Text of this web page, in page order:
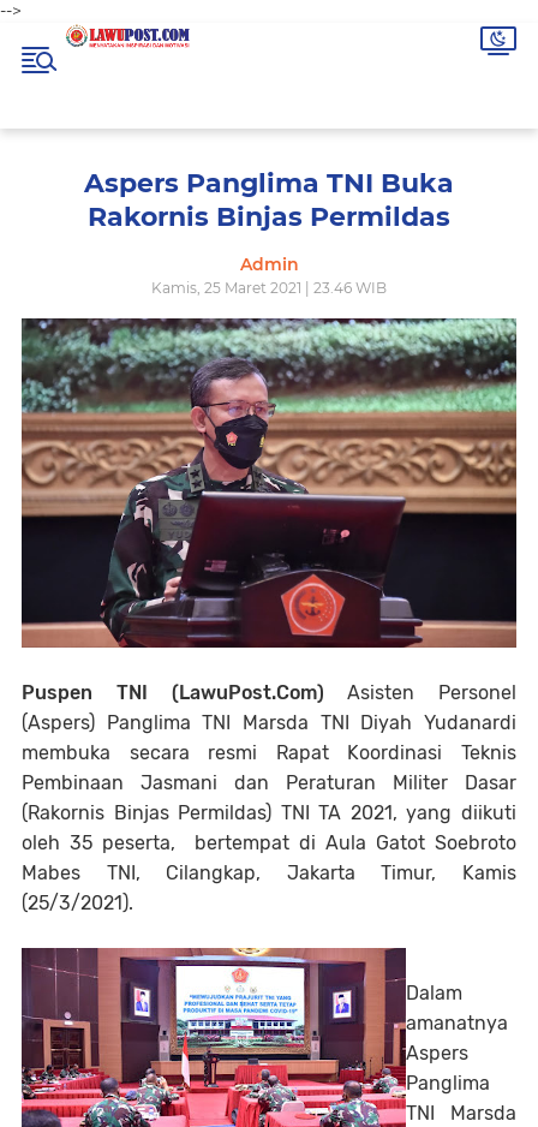
-->
Aspers Panglima TNI Buka
Rakornis Binjas Permildas
Admin
Kamis, 25 Maret 2021 | 23.46 WIB
Puspen TNI (LawuPost.Com)Asisten Personel
(Aspers) Panglima TNI Marsda TNI Diyah Yudanardi
membuka secara resmi Rapat Koordinasi Teknis
Pembinaan Jasmani dan Peraturan Militer Dasar
(Rakornis Binjas Permildas) TNI TA 2021, yang diikuti
oleh 35 peserta, bertempat di Aula Gatot Soebroto
Mabes TNI, Cilangkap, Jakarta Timur, Kamis
(25/3/2021).
Dalam
amanatnya
Aspers
Panglima
TNI Marsda